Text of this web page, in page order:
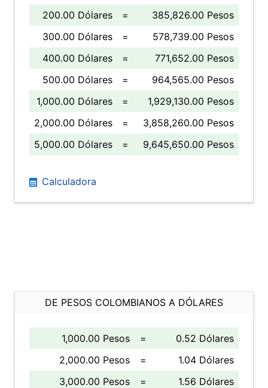
200.00 Dólares
=
385,826.00 Pesos
300.00 Dólares
=
578,739.00 Pesos
400.00 Dólares
=
771,652.00 Pesos
500.00 Dólares
=
964,565.00 Pesos
1,000.00 Dólares
=
1,929,130.00 Pesos
2,000.00 Dólares
=
3,858,260.00 Pesos
5,000.00 Dólares
= 9,645,650.00 Pesos
Calculadora
DE PESOS COLOMBIANOS A DÓLARES
1,000.00 Pesos =
0.52 Dólares
2,000.00 Pesos
=
1.04 Dólares
3,000.00 Pesos
=
1.56 Dólares